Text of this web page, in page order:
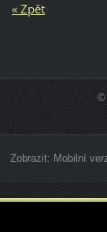
« Zpět
©
Zobrazit: Mobilní